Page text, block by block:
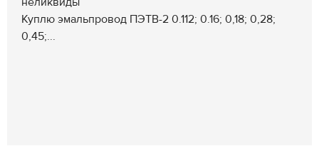
Куплю эмальпровод ПЭТВ-2 0.112; 0.16; 0,18; 0,28;
0,45;...